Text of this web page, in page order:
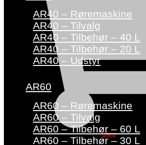
Shop
AR40 – Røremaskine
AR40 – Tilvalg
AR40 – Tilbehør – 40 L
AR40 – Tilbehør – 20 L
AR40 – Udstyr
AR60
AR60 – Røremaskine
AR60 – Tilvalg
AR60 – Tilbehør – 60 L
AR60 – Tilbehør – 30 L